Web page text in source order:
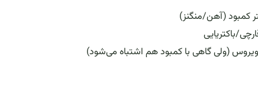
کمبود (آهن/منگنز)
باکتریایی
(ولی گاهی با کمبود هم اشتباه می‌شود)